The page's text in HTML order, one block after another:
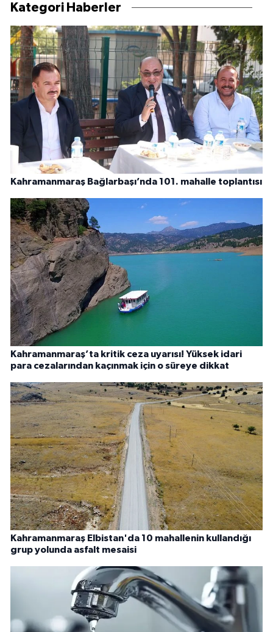
Kategori Haberler
Kahramanmaraş Bağlarbaşı’nda 101. mahalle toplantısı
Kahramanmaraş’ta kritik ceza uyarısı! Yüksek idari
para cezalarından kaçınmak için o süreye dikkat
Kahramanmaraş Elbistan'da 10 mahallenin kullandığı
grup yolunda asfalt mesaisi